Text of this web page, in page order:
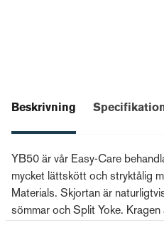
Beskrivning
YB50 är vår Easy-Care
mycket lättskött och stryktålig
Materials. Skjortan är
sömmar och Split Yoke. Kragen